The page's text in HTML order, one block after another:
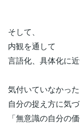
そして、
内観を通して
言語化、具体化に
気付いていなかった
自分の捉え方に気
「無意識の自分の